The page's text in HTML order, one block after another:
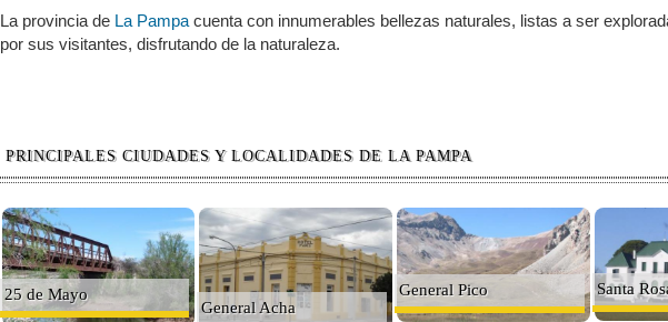
La provincia de La Pampacuenta con innumerables bellezas naturales, listas a ser
por sus visitantes, disfrutando de la naturaleza.
PRINCIPALES CIUDADES Y LOCALIDADES DE LA PAMPA
25 de Mayo
General Acha
General Pico Santa